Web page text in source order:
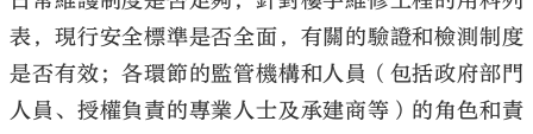
表，現行安全標準是否全面，有關的驗證和檢測制度
是否有效；各環節的監管機構和人員（包括政府部門
人員、授權負責的專業人士及承建商等）的角色和責